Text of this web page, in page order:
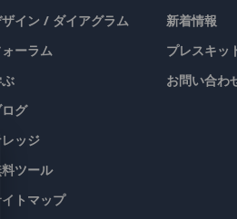
イン / ダイアグラム
ーラム
グ
レッジ
料ツール
イトマップ
新着情報
プレスキッ
お問い合わ